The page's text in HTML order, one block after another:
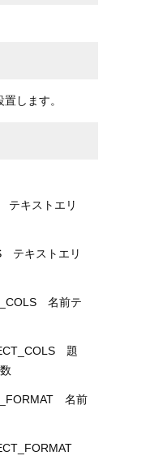
置します。
テキストエリ
テキストエリ
名前テ
題
名前